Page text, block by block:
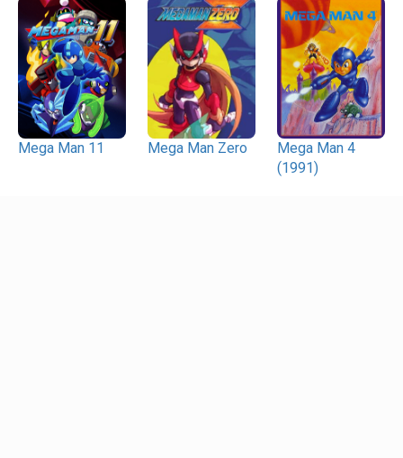
Mega Man 11 Mega Man Zero
Mega Man 4
(1991)